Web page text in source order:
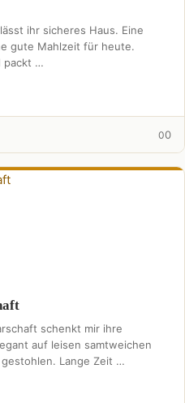
ihr sicheres Haus. Eine
gute Mahlzeit für heute.
packt …
00
schenkt mir ihre
auf leisen samtweichen
Lange Zeit …